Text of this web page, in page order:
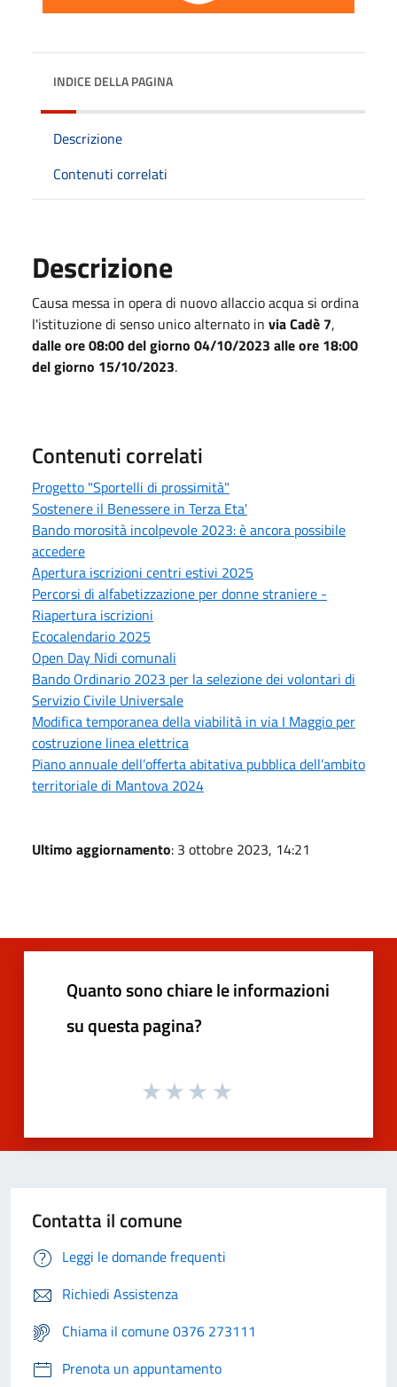
INDICE DELLA PAGINA
Descrizione
Contenuti correlati
Descrizione
Causa messa in opera di nuovo allaccio acqua si ordina
l'istituzione di senso unico alternato in via Cadè 7,
dalle ore 08:00 del giorno 04/10/2023 alle ore 18:00
del giorno 15/10/2023.
Contenuti correlati
Progetto "Sportelli di prossimità"
Sostenere il Benessere in Terza Eta'
Bando morosità incolpevole 2023: è ancora possibile
accedere
Apertura iscrizioni centri estivi 2025
Percorsi di alfabetizzazione per donne straniere -
Riapertura iscrizioni
Ecocalendario 2025
Open Day Nidi comunali
Bando Ordinario 2023 per la selezione dei volontari di
Servizio Civile Universale
Modifica temporanea della viabilità in via I Maggio per
costruzione linea elettrica
Piano annuale dell’offerta abitativa pubblica dell’ambito
territoriale di Mantova 2024
Ultimo aggiornamento: 3 ottobre 2023, 14:21
Quanto sono chiare le informazioni
su questa pagina?
Contatta il comune
Leggi le domande frequenti
Richiedi Assistenza
Chiama il comune 0376 273111
Prenota un appuntamento